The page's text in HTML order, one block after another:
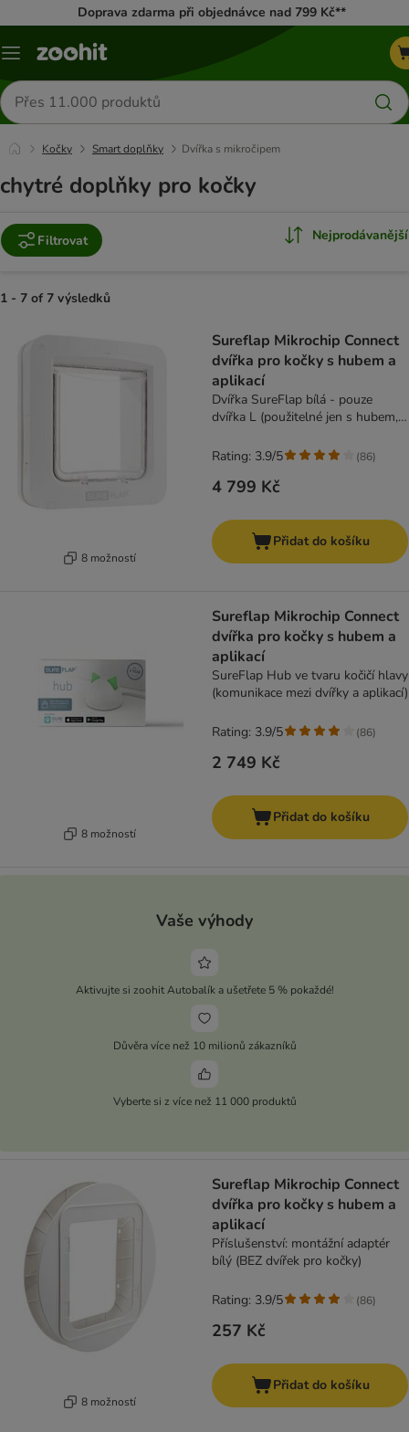
Doprava zdarma při objednávce nad 799 Kč**
Menu
Hledat
produkty
Kočky Smart doplňky Dvířka s mikročipem
chytré doplňky pro kočky
Filtrovat Nejprodávanější
1 - 7 of 7 výsledků
8 možností
Sureflap Mikrochip Connect
dvířka pro kočky s hubem a
aplikací
Dvířka SureFlap bílá - pouze
dvířka L (použitelné jen s hubem,
4 799 Kč
Rating: 3.9/5 (86)
Přidat do košíku
8 možností
Sureflap Mikrochip Connect
dvířka pro kočky s hubem a
aplikací
SureFlap Hub ve tvaru kočičí hlavy
(komunikace mezi dvířky a aplikací)
2 749 Kč
Rating: 3.9/5 (86)
Přidat do košíku
Vaše výhody
Aktivujte si zoohit Autobalík a ušetřete 5 % pokaždé!
Důvěra více než 10 milionů zákazníků
Vyberte si z více než 11 000 produktů
8 možností
Sureflap Mikrochip Connect
dvířka pro kočky s hubem a
aplikací
Příslušenství: montážní adaptér
bílý (BEZ dvířek pro kočky)
257 Kč
Rating: 3.9/5 (86)
Přidat do košíku